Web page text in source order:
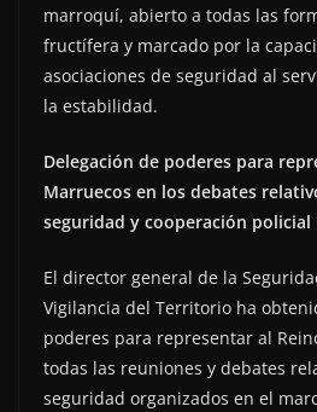
marroquí, abierto a todas las
fructífera y marcado por la
asociaciones de seguridad al
la estabilidad.
Delegación de poderes para
Marruecos en los debates
seguridad y cooperación
El director general de la
Vigilancia del Territorio ha
poderes para representar al
todas las reuniones y debates
seguridad organizados en el